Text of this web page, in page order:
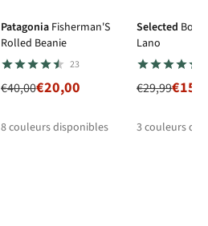
Patagonia Fisherman'S
Rolled Beanie
23
€40,00€20,00
8couleurs disponibles
Selected
Lano
€29,99
3couleurs